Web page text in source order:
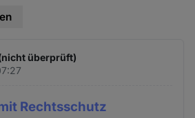
überprüft)
Rechtsschutz